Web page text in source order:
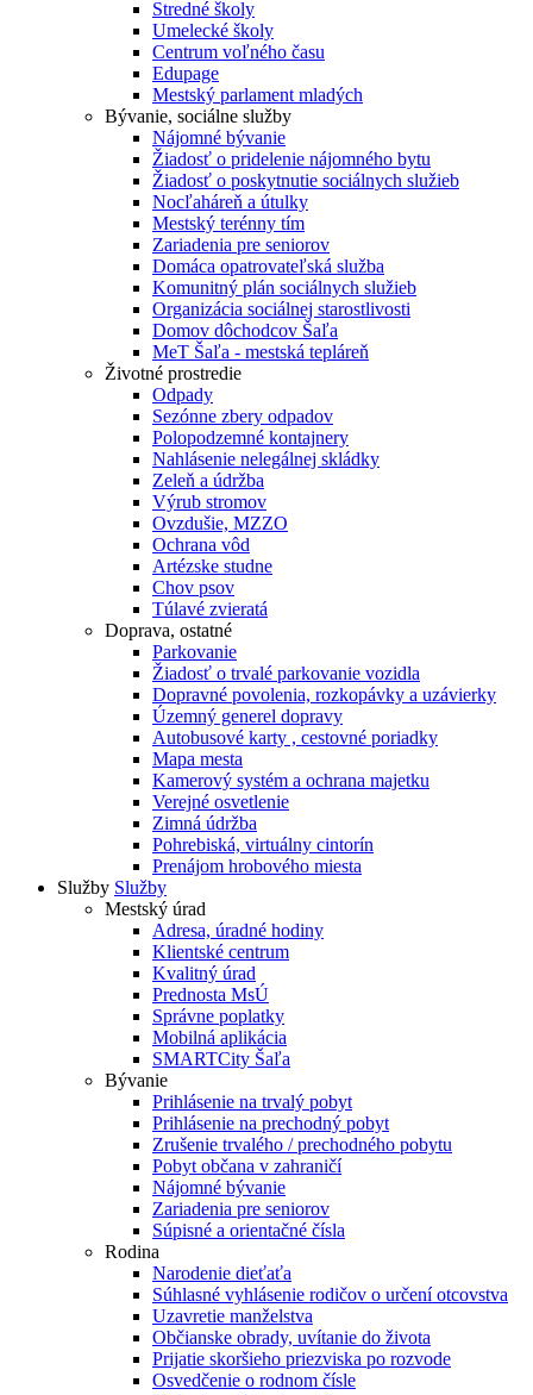
Stredné školy
Umelecké školy
Centrum voľného času
Edupage
Mestský parlament mladých
Bývanie, sociálne služby
Nájomné bývanie
Žiadosť o pridelenie nájomného bytu
Žiadosť o poskytnutie sociálnych služieb
Nocľaháreň a útulky
Mestský terénny tím
Zariadenia pre seniorov
Domáca opatrovateľská služba
Komunitný plán sociálnych služieb
Organizácia sociálnej starostlivosti
Domov dôchodcov Šaľa
MeT Šaľa - mestská tepláreň
Životné prostredie
Odpady
Sezónne zbery odpadov
Polopodzemné kontajnery
Nahlásenie nelegálnej skládky
Zeleň a údržba
Výrub stromov
Ovzdušie, MZZO
Ochrana vôd
Artézske studne
Chov psov
Túlavé zvieratá
Doprava, ostatné
Parkovanie
Žiadosť o trvalé parkovanie vozidla
Dopravné povolenia, rozkopávky a uzávierky
Územný generel dopravy
Autobusové karty , cestovné poriadky
Mapa mesta
Kamerový systém a ochrana majetku
Verejné osvetlenie
Zimná údržba
Pohrebiská, virtuálny cintorín
Prenájom hrobového miesta
Služby Služby
Mestský úrad
Adresa, úradné hodiny
Klientské centrum
Kvalitný úrad
Prednosta MsÚ
Správne poplatky
Mobilná aplikácia
SMARTCity Šaľa
Bývanie
Prihlásenie na trvalý pobyt
Prihlásenie na prechodný pobyt
Zrušenie trvalého / prechodného pobytu
Pobyt občana v zahraničí
Nájomné bývanie
Zariadenia pre seniorov
Súpisné a orientačné čísla
Rodina
Narodenie dieťaťa
Súhlasné vyhlásenie rodičov o určení otcovstva
Uzavretie manželstva
Občianske obrady, uvítanie do života
Prijatie skoršieho priezviska po rozvode
Osvedčenie o rodnom čísle